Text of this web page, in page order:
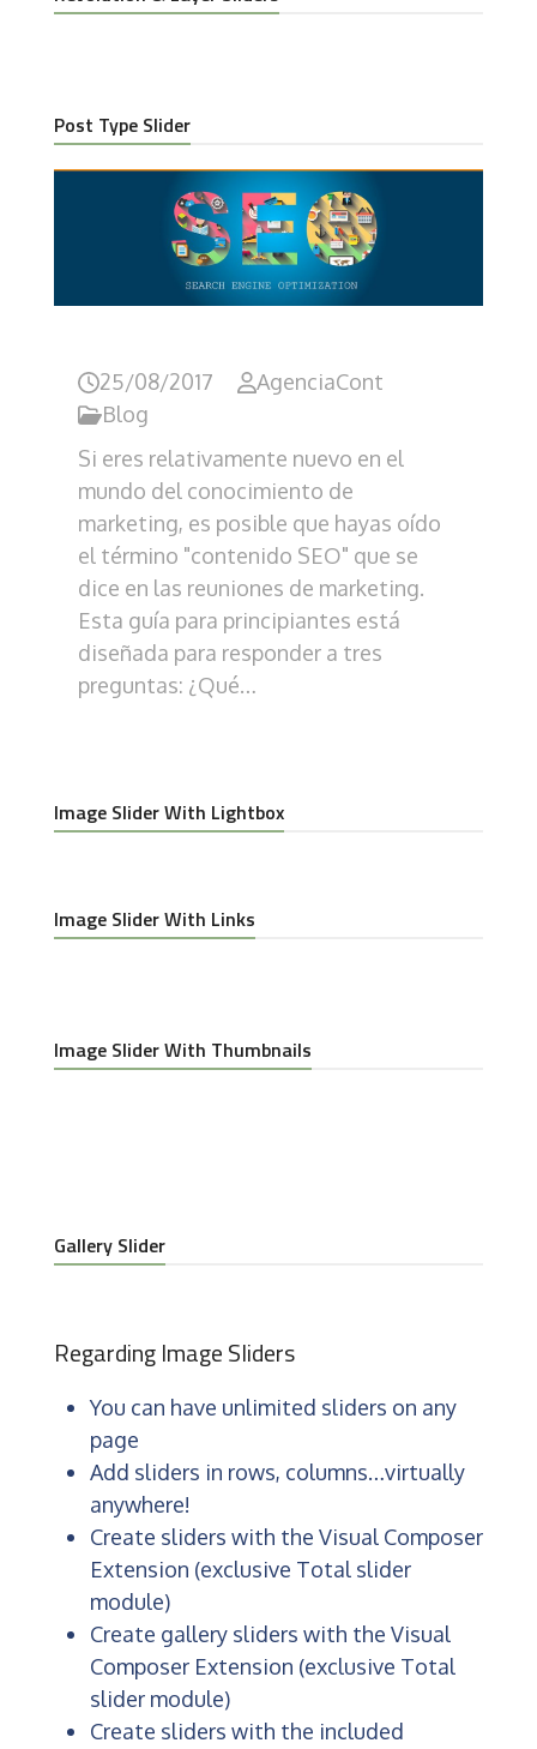
Post Type Slider
25/08/2017
AgenciaCont
Blog
Si eres relativamente nuevo en el
mundo del conocimiento de
marketing, es posible que hayas oído
el término "contenido SEO" que se
dice en las reuniones de marketing.
Esta guía para principiantes está
diseñada para responder a tres
preguntas: ¿Qué…
Image Slider With Lightbox
Image Slider With Links
Image Slider With Thumbnails
Gallery Slider
Regarding Image Sliders
You can have unlimited sliders on any
page
Add sliders in rows, columns…virtually
anywhere!
Create sliders with the Visual Composer
Extension (exclusive Total slider
module)
Create gallery sliders with the Visual
Composer Extension (exclusive Total
slider module)
Create sliders with the included